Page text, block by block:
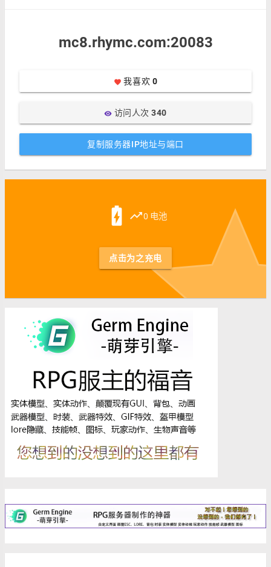
mc8.rhymc.com:20083
favorite 我喜欢 0
visibility访问人次340
复制服务器IP地址与端口
battery_charging_full trending_up0 电池
点击为之充电